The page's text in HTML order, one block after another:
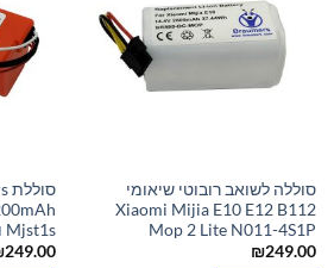
סוללה לשואב רובוטי שיאומי
Xiaomi Mijia E10 E12 B112
Mop 2 Lite N011-4S1P
₪249.00
Mjst1s ו-Mop 2
249.00